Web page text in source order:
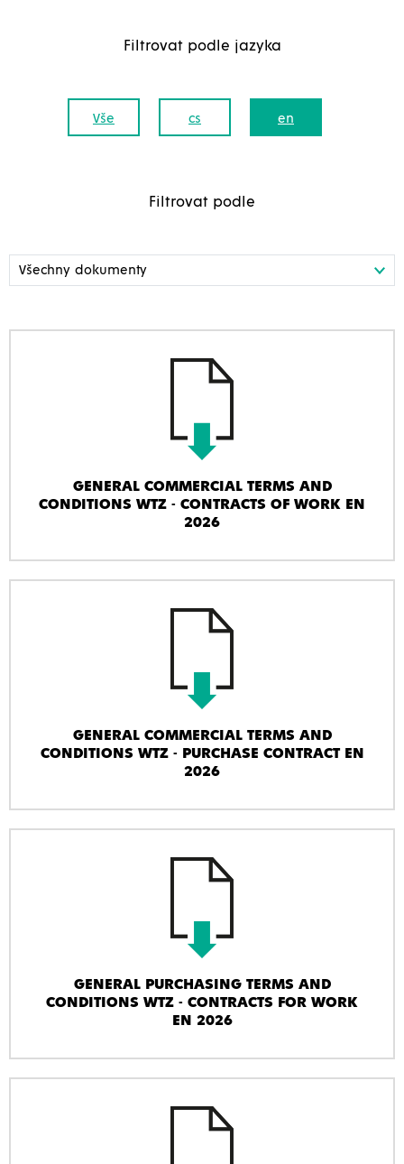
Filtrovat podle jazyka
Vše cs en
Filtrovat podle
GENERAL COMMERCIAL TERMS AND
CONDITIONS WTZ - CONTRACTS OF WORK EN
2026
GENERAL COMMERCIAL TERMS AND
CONDITIONS WTZ - PURCHASE CONTRACT EN
2026
GENERAL PURCHASING TERMS AND
CONDITIONS WTZ - CONTRACTS FOR WORK
EN 2026